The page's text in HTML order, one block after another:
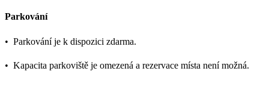
Parkování
• Parkování je k dispozici zdarma.
• Kapacita parkoviště je omezená a rezervace místa není možná.